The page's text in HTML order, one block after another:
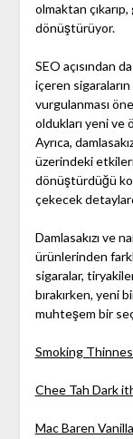
olmaktan
dönüştürüyor.
SEO açısından
içeren
vurgulanması
oldukları yeni ve
Ayrıca,
üzerindeki
dönüştürdüğü
çekecek
Damlasakızı ve
ürünlerinden
sigaralar,
bırakırken, yeni
muhteşem bir
Smoking
Chee Tah Dark
Mac Baren